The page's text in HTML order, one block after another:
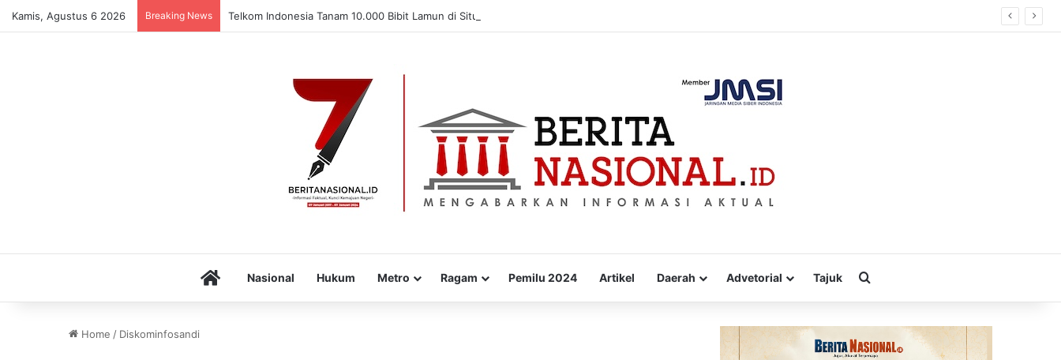
Kamis, Agustus 6 2026 Breaking News Telkom Indonesia Tanam 10.000 Bibit Lamun di Situbondo, Dorong Pemulihan Ekosistem Pesisir
HomeNasional Hukum Metro Ragam Pemilu 2024 Artikel Daerah Advetorial Tajuk
Home / Diskominfosandi